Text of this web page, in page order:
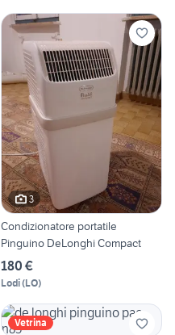
3
Condizionatore portatile
Pinguino DeLonghi Compact
180 €
Lodi(LO)
Vetrina